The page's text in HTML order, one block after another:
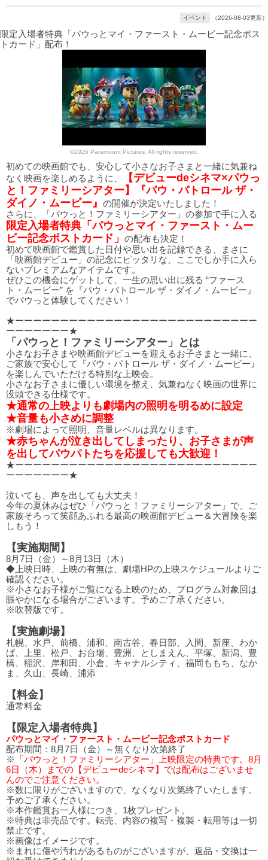
イベント （2026-08-03更新）
限定入場者特典「パウっとマイ・ファースト・ムービー記念ポス
トカード」配布！
©2026 Paramount Pictures. All rights reserved.
初めての映画館でも、安心して小さなお子さまと一緒に気兼ね
なく映画を楽しめるように、
【デビューdeシネマ×パウっ
と！ファミリーシアター】『パウ・パトロール ザ・
ダイノ・ムービー』
の開催が決定いたしました！
さらに、「パウっと！ファミリーシアター」の参加で手に入る
限定入場者特典「パウっとマイ・ファースト・ムー
ビー記念ポストカード」
の配布も決定！
初めて映画館で鑑賞した日付や思い出を記録できる、まさに
「映画館デビュー」の記念にピッタリな、ここでしか手に入ら
ないプレミアムなアイテムです。
ぜひこの機会にゲットして、一生の思い出に残る “ファース
ト・ムービー” を『パウ・パトロール ザ・ダイノ・ムービー』
でパウっと体験してください！
★ーーーーーーーーーーーーーーーーーーーーーーーーーーー
ーーーーーーー★
「パウっと！ファミリーシアター」とは
小さなお子さまや映画館デビューを迎えるお子さまと一緒に、
ご家族で安心して『パウ・パトロール ザ・ダイノ・ムービー』
を楽しんでいただける特別な上映会。
小さなお子さまに優しい環境を整え、気兼ねなく映画の世界に
没頭できる仕様です。
★通常の上映よりも劇場内の照明を明るめに設定
★音量も小さめに調整
※劇場によって照明、音量レベルは異なります。
★赤ちゃんが泣き出してしまったり、お子さまが声
を出してパウパトたちを応援しても大歓迎！
★ーーーーーーーーーーーーーーーーーーーーーーーーーーー
ーーーーーーー★
泣いても、声を出しても大丈夫！
今年の夏休みはぜひ「パウっと！ファミリーシアター」で、ご
家族そろって笑顔あふれる最高の映画館デビュー＆大冒険を楽
しもう！
【実施期間】
8月7日（金）～8月13日（木）
◆上映日時、上映の有無は、劇場HPの上映スケジュールよりご
確認ください。
※小さなお子様がご覧になる上映のため、プログラム対象回は
賑やかになる場合がございます。予めご了承ください。
※吹替版です。
【実施劇場】
札幌、水戸、前橋、浦和、南古谷、春日部、入間、新座、わか
ば、上里、松戸、お台場、豊洲、としまえん、平塚、新潟、豊
橋、稲沢、岸和田、小倉、キャナルシティ、福岡ももち、なか
ま、久山、長崎、浦添
【料金】
通常料金
【限定入場者特典】
パウっとマイ・ファースト・ムービー記念ポストカード
配布期間：8月7日（金）～無くなり次第終了
※
「パウっと！ファミリーシアター」上映限定の特典です。8月
6日（木）までの【デビューdeシネマ】では配布はございませ
んのでご注意ください。
※数に限りがございますので、なくなり次第終了いたします。
予めご了承ください。
※本作鑑賞お一人様につき、1枚プレゼント。
※特典は非売品です。転売、内容の複写・複製・転用等は一切
禁止です。
※画像はイメージです。
※まれに傷や汚れがあるものがございますが、返品・交換は一